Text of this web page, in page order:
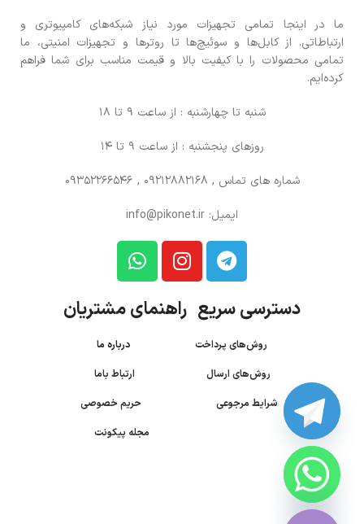
ما در اینجا تمامی تجهیزات مورد نیاز شبکه‌های کامپیوتری و
ارتباطاتی. از کابل‌ها و سوئیچ‌ها تا روترها و تجهیزات امنیتی، ما
تمامی محصولات را با کیفیت بالا و قیمت مناسب برای شما فراهم
کرده‌ایم.
شنبه تا چهارشنبه : از ساعت 9 تا 18
روزهای پنجشنبه : از ساعت 9 تا 14
شماره های تماس , 09212882168 , 09352266546
ایمیل: info@pikonet.ir
دسترسی سریع راهنمای مشتریان
روش‌های پرداخت درباره ما
روش‌های ارسال
ارتباط باما
شرایط مرجوعی
حریم خصوصی
مجله پیکونت
HIDE
CHATY